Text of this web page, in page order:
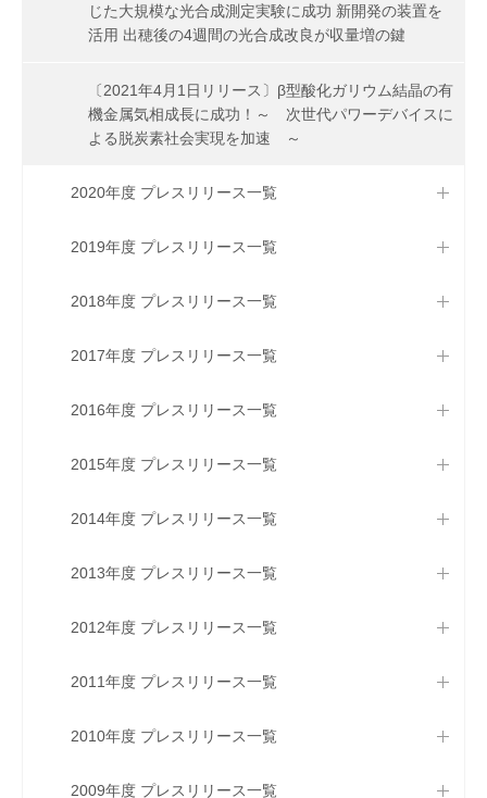
じた大規模な光合成測定実験に成功 新開発の装置を
活用 出穂後の4週間の光合成改良が収量増の鍵
〔2021年4月1日リリース〕β型酸化ガリウム結晶の有
機金属気相成長に成功！～ 次世代パワーデバイスに
よる脱炭素社会実現を加速 ～
2020年度 プレスリリース一覧
2019年度 プレスリリース一覧
2018年度 プレスリリース一覧
2017年度 プレスリリース一覧
2016年度 プレスリリース一覧
2015年度 プレスリリース一覧
2014年度 プレスリリース一覧
2013年度 プレスリリース一覧
2012年度 プレスリリース一覧
2011年度 プレスリリース一覧
2010年度 プレスリリース一覧
2009年度 プレスリリース一覧